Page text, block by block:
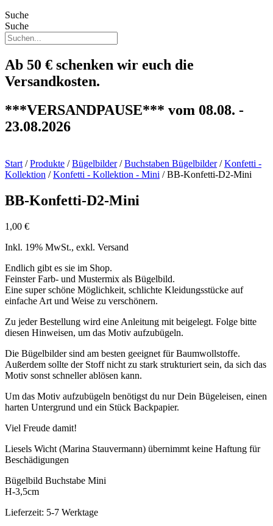
Suche
Suche
Ab 50 € schenken wir euch die
Versandkosten.
***VERSANDPAUSE*** vom 08.08. -
23.08.2026
Start /Produkte /Bügelbilder/Buchstaben Bügelbilder/Konfetti -
Kollektion /Konfetti - Kollektion - Mini / BB-Konfetti-D2-Mini
BB-Konfetti-D2-Mini
1,00 €
Inkl. 19% MwSt., exkl. Versand
Endlich gibt es sie im Shop.
Feinster Farb- und Mustermix als Bügelbild.
Eine super schöne Möglichkeit, schlichte Kleidungsstücke auf
einfache Art und Weise zu verschönern.
Zu jeder Bestellung wird eine Anleitung mit beigelegt. Folge bitte
diesen Hinweisen, um das Motiv aufzubügeln.
Die Bügelbilder sind am besten geeignet für Baumwollstoffe.
Außerdem sollte der Stoff nicht zu stark strukturiert sein, da sich das
Motiv sonst schneller ablösen kann.
Um das Motiv aufzubügeln benötigst du nur Dein Bügeleisen, einen
harten Untergrund und ein Stück Backpapier.
Viel Freude damit!
Liesels Wicht (Marina Stauvermann) übernimmt keine Haftung für
Beschädigungen
Bügelbild Buchstabe Mini
H-3,5cm
Lieferzeit: 5-7 Werktage